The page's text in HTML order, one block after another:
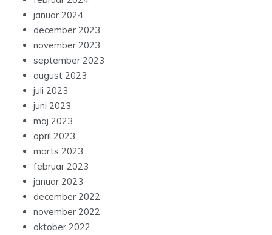
januar 2024
december 2023
november 2023
september 2023
august 2023
juli 2023
juni 2023
maj 2023
april 2023
marts 2023
februar 2023
januar 2023
december 2022
november 2022
oktober 2022